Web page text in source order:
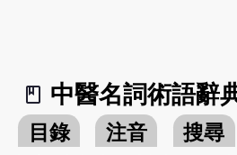
book_2
中醫名詞術語辭
目錄 注音 搜尋